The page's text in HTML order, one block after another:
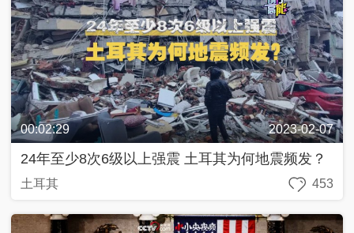
00:02:29 2023-02-07
24年至少8次6级以上强震 土耳其为何地震频发？
土耳其 453